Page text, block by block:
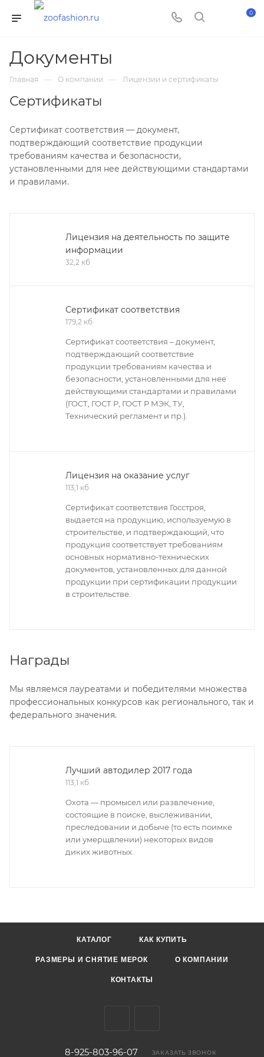
0
Документы
Главная — О компании — Лицензии и сертификаты
Сертификаты
Сертификат соответствия — документ,
подтверждающий соответствие продукции
требованиям качества и безопасности,
установленными для нее действующими стандартами
и правилами.
Лицензия на деятельность по защите
информации
32,2 кб
Сертификат соответствия
179,2 кб
Сертификат соответствия – документ,
подтверждающий соответствие
продукции требованиям качества и
безопасности, установленными для нее
действующими стандартами и правилами
(ГОСТ, ГОСТ Р, ГОСТ Р МЭК, ТУ,
Технический регламент и пр.).
Лицензия на оказание услуг
113,1 кб
Сертификат соответствия Госстроя,
выдается на продукцию, используемую в
строительстве, и подтверждающий, что
продукция соответствует требованиям
основных нормативно-технических
документов, установленных для данной
продукции при сертификации продукции
в строительстве.
Награды
Мы являемся лауреатами и победителями множества
профессиональных конкурсов как регионального, так и
федерального значения.
Лучший автодилер 2017 года
113,1 кб
Охота — промысел или развлечение,
состоящие в поиске, выслеживании,
преследовании и добыче (то есть поимке
или умерщвлении) некоторых видов
диких животных.
КАТАЛОГ КАК КУПИТЬ
РАЗМЕРЫ И СНЯТИЕ МЕРОК О КОМПАНИИ
КОНТАКТЫ
8-925-803-96-07 ЗАКАЗАТЬ ЗВОНОК